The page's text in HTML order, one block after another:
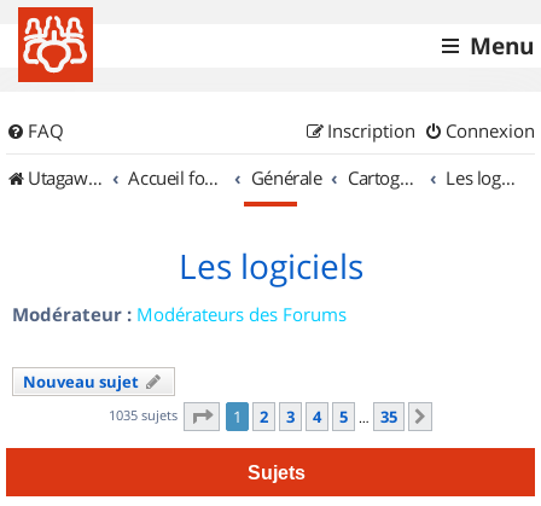
Menu
FAQ Connexion
Inscription
UtagawaVTT (Randos VTT et VTTAE avec traces GPS)
Accueil forum Générale Cartographie et GPS Les logiciels
Les logiciels
Modérateur : Modérateurs des Forums
Nouveau sujet
1035 sujets Page 1sur
1 2 3 4 5 … 35
Sujets